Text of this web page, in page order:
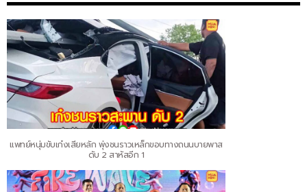
แพทย์หนุ่มขับเก๋งเสียหลัก พุ่งชนราวเหล็กขอบทางถนนบายพาส
ดับ 2 สาหัสอีก 1